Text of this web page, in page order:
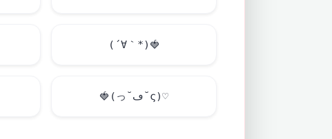
(´∀｀*) 🍓
🍓 (っ˘ڡ˘ς)♡